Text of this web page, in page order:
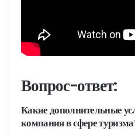
Вопрос-ответ:
Какие дополнительные
компания в сфере